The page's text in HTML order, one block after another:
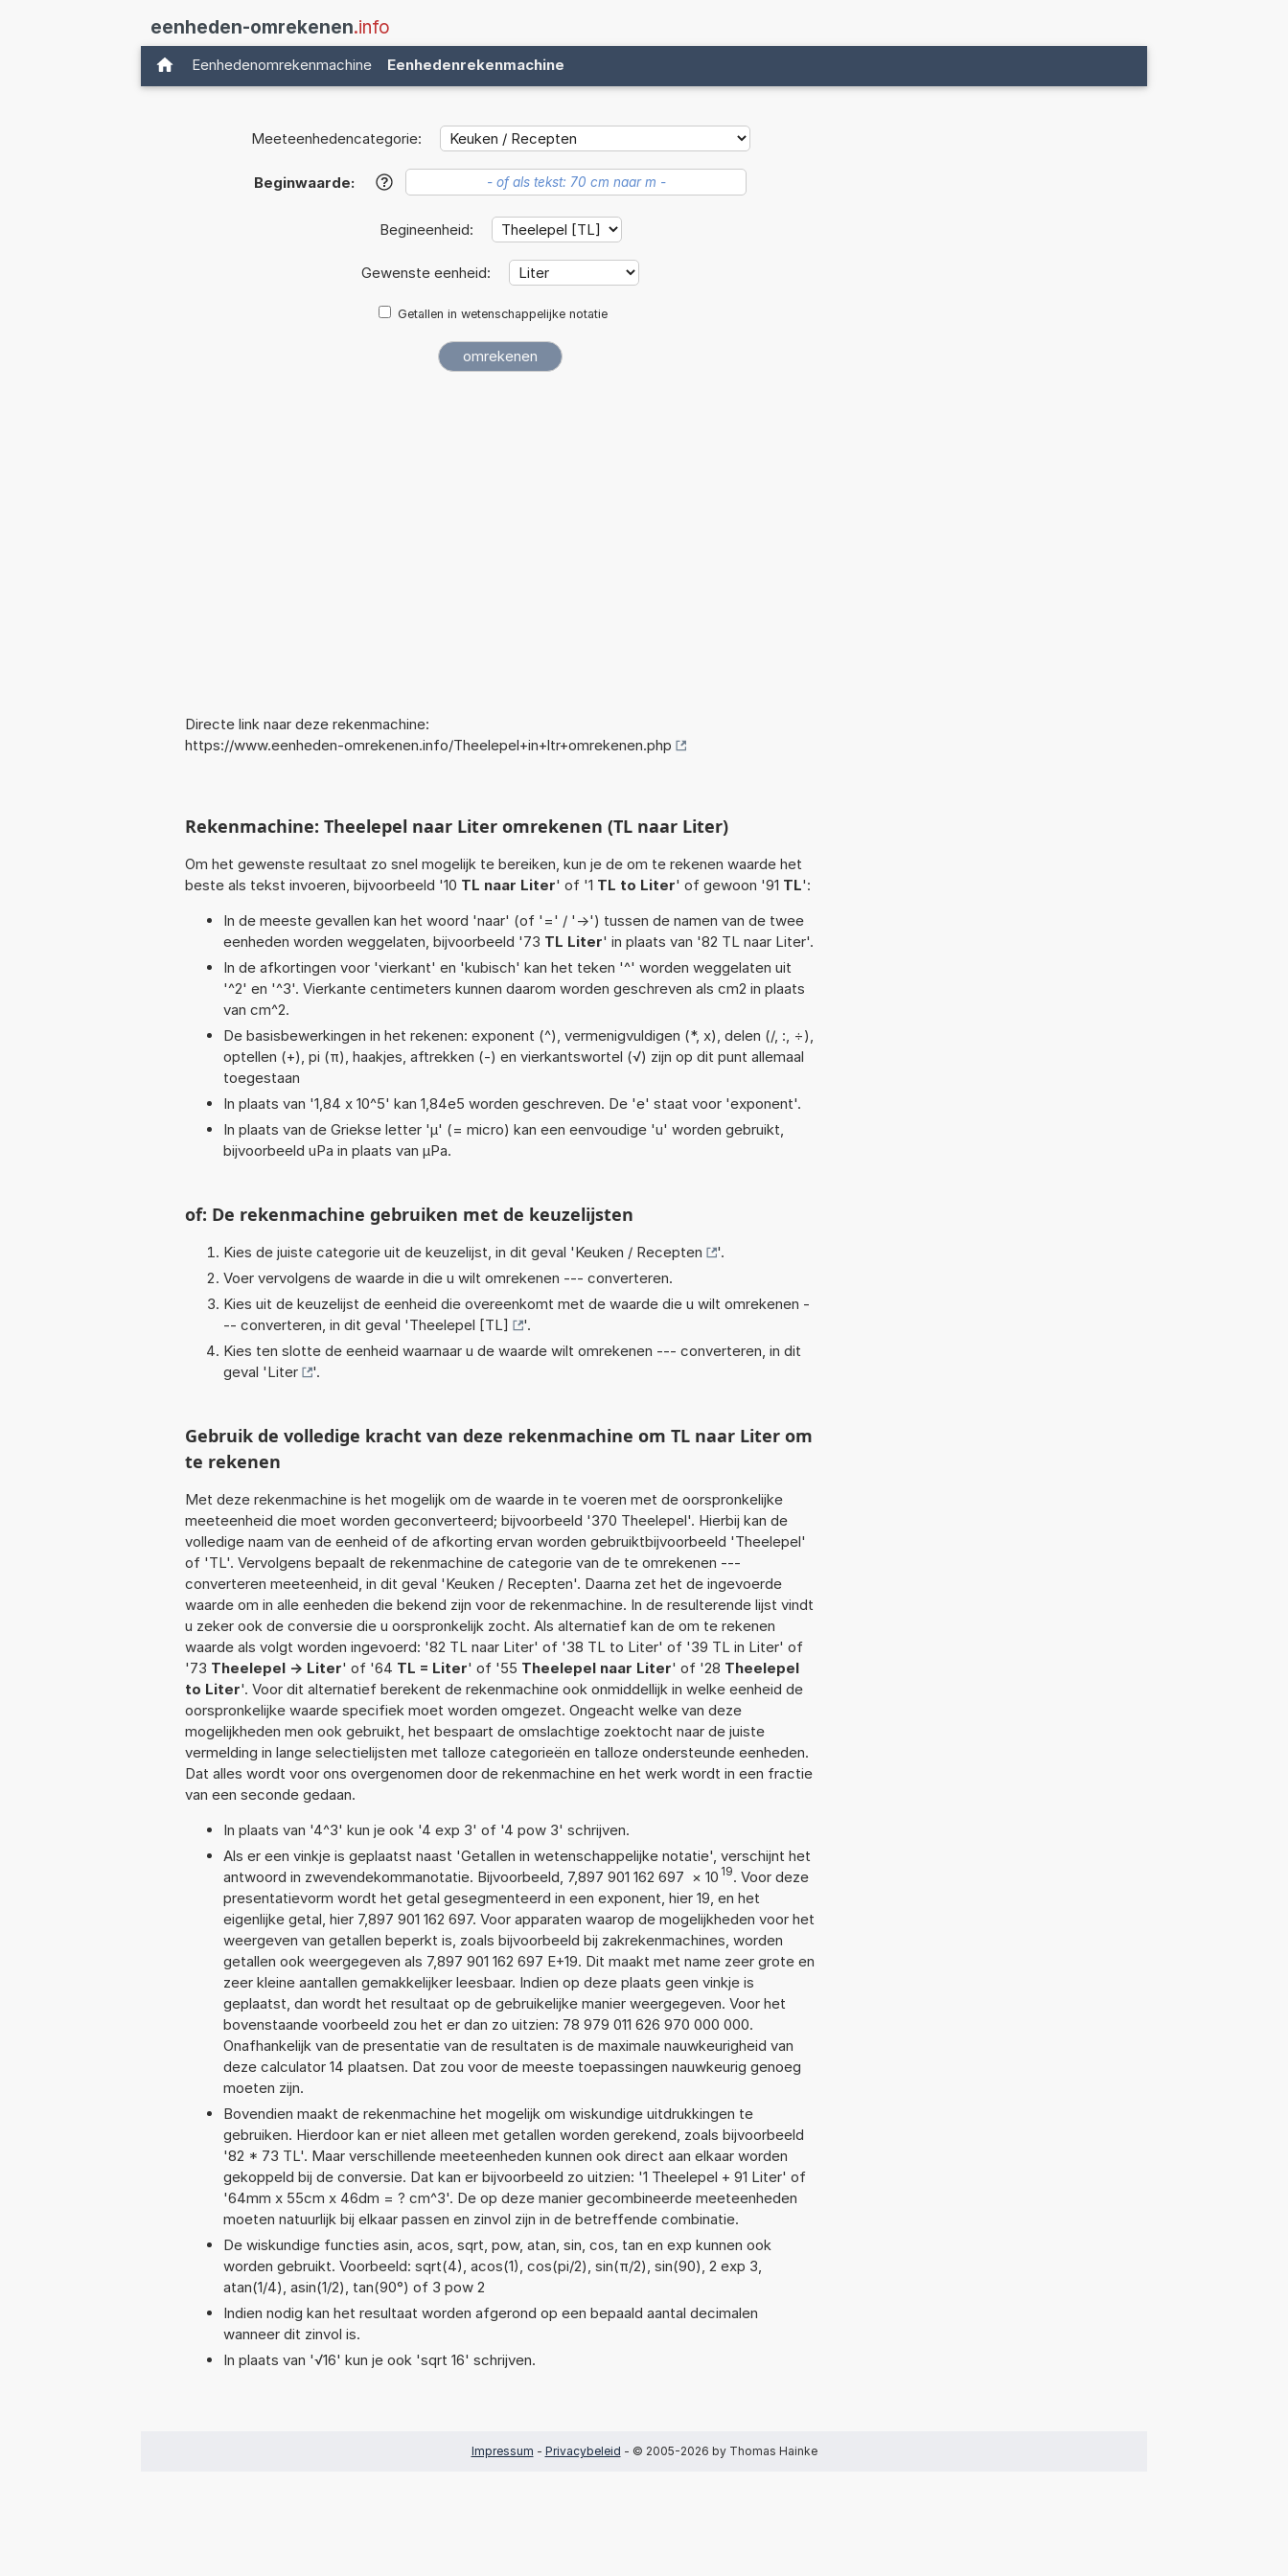
eenheden-omrekenen.info
Eenhedenomrekenmachine Eenhedenrekenmachine
Meeteenhedencategorie:
Beginwaarde: ?
Begineenheid:
Gewenste eenheid:
Getallen in wetenschappelijke notatie
Directe link naar deze rekenmachine:
https://www.eenheden-omrekenen.info/Theelepel+in+ltr+omrekenen.php
Rekenmachine: Theelepel naar Liter omrekenen (TL naar Liter)
Om het gewenste resultaat zo snel mogelijk te bereiken, kun je de om te rekenen waarde het
beste als tekst invoeren, bijvoorbeeld '10 TL naar Liter' of '1 TL to Liter' of gewoon '91 TL':
In de meeste gevallen kan het woord 'naar' (of '=' / '->') tussen de namen van de twee
eenheden worden weggelaten, bijvoorbeeld '73 TL Liter' in plaats van '82 TL naar Liter'.
In de afkortingen voor 'vierkant' en 'kubisch' kan het teken '^' worden weggelaten uit
'^2' en '^3'. Vierkante centimeters kunnen daarom worden geschreven als cm2 in plaats
van cm^2.
De basisbewerkingen in het rekenen: exponent (^), vermenigvuldigen (*, x), delen (/, :, ÷),
optellen (+), pi (π), haakjes, aftrekken (-) en vierkantswortel (√) zijn op dit punt allemaal
toegestaan
In plaats van '1,84 x 10^5' kan 1,84e5 worden geschreven. De 'e' staat voor 'exponent'.
In plaats van de Griekse letter 'µ' (= micro) kan een eenvoudige 'u' worden gebruikt,
bijvoorbeeld uPa in plaats van µPa.
of: De rekenmachine gebruiken met de keuzelijsten
Kies de juiste categorie uit de keuzelijst, in dit geval 'Keuken / Recepten
'.
Voer vervolgens de waarde in die u wilt omrekenen --- converteren.
Kies uit de keuzelijst de eenheid die overeenkomt met de waarde die u wilt omrekenen -
-- converteren, in dit geval 'Theelepel [TL]
'.
Kies ten slotte de eenheid waarnaar u de waarde wilt omrekenen --- converteren, in dit
geval 'Liter '.
Gebruik de volledige kracht van deze rekenmachine om TL naar Liter om
te rekenen
Met deze rekenmachine is het mogelijk om de waarde in te voeren met de oorspronkelijke
meeteenheid die moet worden geconverteerd; bijvoorbeeld '370 Theelepel'. Hierbij kan de
volledige naam van de eenheid of de afkorting ervan worden gebruiktbijvoorbeeld 'Theelepel'
of 'TL'. Vervolgens bepaalt de rekenmachine de categorie van de te omrekenen ---
converteren meeteenheid, in dit geval 'Keuken / Recepten'. Daarna zet het de ingevoerde
waarde om in alle eenheden die bekend zijn voor de rekenmachine. In de resulterende lijst vindt
u zeker ook de conversie die u oorspronkelijk zocht. Als alternatief kan de om te rekenen
waarde als volgt worden ingevoerd: '82 TL naar Liter' of '38 TL to Liter' of '39 TL in Liter' of
'73 Theelepel -> Liter' of '64 TL = Liter' of '55 Theelepel naar Liter' of '28 Theelepel
to Liter'. Voor dit alternatief berekent de rekenmachine ook onmiddellijk in welke eenheid de
oorspronkelijke waarde specifiek moet worden omgezet. Ongeacht welke van deze
mogelijkheden men ook gebruikt, het bespaart de omslachtige zoektocht naar de juiste
vermelding in lange selectielijsten met talloze categorieën en talloze ondersteunde eenheden.
Dat alles wordt voor ons overgenomen door de rekenmachine en het werk wordt in een fractie
van een seconde gedaan.
In plaats van '4^3' kun je ook '4 exp 3' of '4 pow 3' schrijven.
Als er een vinkje is geplaatst naast 'Getallen in wetenschappelijke notatie', verschijnt het
antwoord in zwevendekommanotatie. Bijvoorbeeld, 7,897 901 162 697 × 10 19. Voor deze
presentatievorm wordt het getal gesegmenteerd in een exponent, hier 19, en het
eigenlijke getal, hier 7,897 901 162 697. Voor apparaten waarop de mogelijkheden voor het
weergeven van getallen beperkt is, zoals bijvoorbeeld bij zakrekenmachines, worden
getallen ook weergegeven als 7,897 901 162 697 E+19. Dit maakt met name zeer grote en
zeer kleine aantallen gemakkelijker leesbaar. Indien op deze plaats geen vinkje is
geplaatst, dan wordt het resultaat op de gebruikelijke manier weergegeven. Voor het
bovenstaande voorbeeld zou het er dan zo uitzien: 78 979 011 626 970 000 000.
Onafhankelijk van de presentatie van de resultaten is de maximale nauwkeurigheid van
deze calculator 14 plaatsen. Dat zou voor de meeste toepassingen nauwkeurig genoeg
moeten zijn.
Bovendien maakt de rekenmachine het mogelijk om wiskundige uitdrukkingen te
gebruiken. Hierdoor kan er niet alleen met getallen worden gerekend, zoals bijvoorbeeld
'82 * 73 TL'. Maar verschillende meeteenheden kunnen ook direct aan elkaar worden
gekoppeld bij de conversie. Dat kan er bijvoorbeeld zo uitzien: '1 Theelepel + 91 Liter' of
'64mm x 55cm x 46dm = ? cm^3'. De op deze manier gecombineerde meeteenheden
moeten natuurlijk bij elkaar passen en zinvol zijn in de betreffende combinatie.
De wiskundige functies asin, acos, sqrt, pow, atan, sin, cos, tan en exp kunnen ook
worden gebruikt. Voorbeeld: sqrt(4), acos(1), cos(pi/2), sin(π/2), sin(90), 2 exp 3,
atan(1/4), asin(1/2), tan(90°) of 3 pow 2
Indien nodig kan het resultaat worden afgerond op een bepaald aantal decimalen
wanneer dit zinvol is.
In plaats van '√16' kun je ook 'sqrt 16' schrijven.
Impressum - Privacybeleid - © 2005-2026 by Thomas Hainke